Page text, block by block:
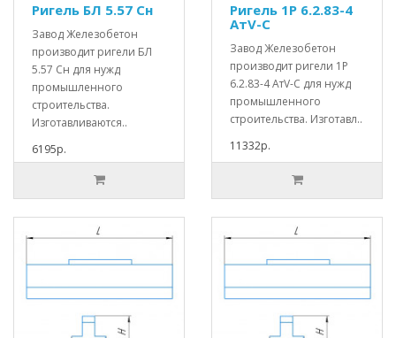
Ригель БЛ 5.57 Сн
Завод Железобетон
производит ригели БЛ
5.57 Сн для нужд
промышленного
строительства.
Изготавливаются..
6195р.
Ригель 1Р 6.2.83-4
АтV-С
Завод Железобетон
производит ригели 1Р
6.2.83-4 АтV-С для нужд
промышленного
строительства. Изготавл..
11332р.